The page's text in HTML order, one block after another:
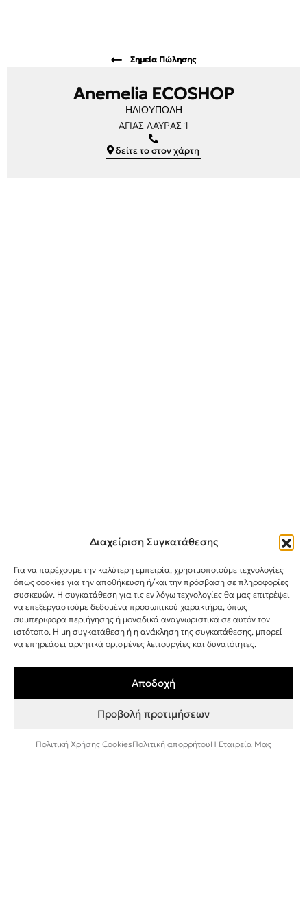
Διαχείριση Συγκατάθεσης
Για να παρέχουμε την καλύτερη εμπειρία, χρησιμοποιούμε τεχνολογίες
όπως cookies για την αποθήκευση ή/και την πρόσβαση σε πληροφορίες
συσκευών. Η συγκατάθεση για τις εν λόγω τεχνολογίες θα μας επιτρέψει
να επεξεργαστούμε δεδομένα προσωπικού χαρακτήρα, όπως
συμπεριφορά περιήγησης ή μοναδικά αναγνωριστικά σε αυτόν τον
ιστότοπο. Η μη συγκατάθεση ή η ανάκληση της συγκατάθεσης, μπορεί
να επηρεάσει αρνητικά ορισμένες λειτουργίες και δυνατότητες.
Αποδοχή
Προβολή προτιμήσεων
Πολιτική Χρήσης CookiesΠολιτική απορρήτουΗ Εταιρεία Μας
Σημεία Πώλησης
Anemelia ECOSHOP
ΗΛΙΟΥΠΟΛΗ
ΑΓΙΑΣ ΛΑΥΡΑΣ 1
δείτε το στον χάρτη
InstagramTikTokFacebook
+30 243 107 8026
INFO@BEEFACTOR.GR
ΣΥΝΕΡΓΑΣΊΑ ΧΟΝΔΡΙΚΉ ΠΏΛΗΣΗ
ΠΟΛΙΤΙΚΉ ΑΠΟΡΡΉΤΟΥ